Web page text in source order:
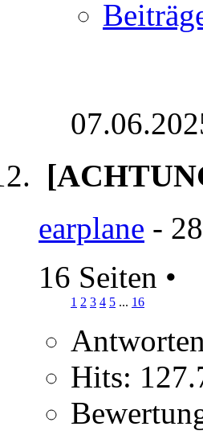
earplane -
16 Seiten •
1 2 3 4 5 ... 16
Hits: